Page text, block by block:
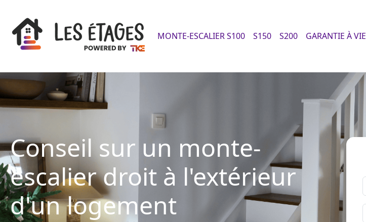
MONTE-ESCALIER S100 S150 S200 GARANTIE À VIE
Conseil sur un monte-
escalier droit à l'extérieur
d'un logement